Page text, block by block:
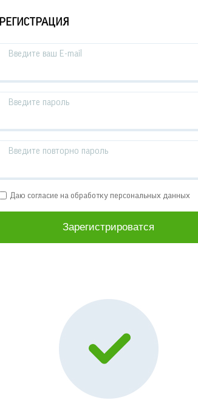
РЕГИСТРАЦИЯ
Введите ваш E-mail
Введите пароль
Введите повторно пароль
Даю согласие на обработку персональных данных